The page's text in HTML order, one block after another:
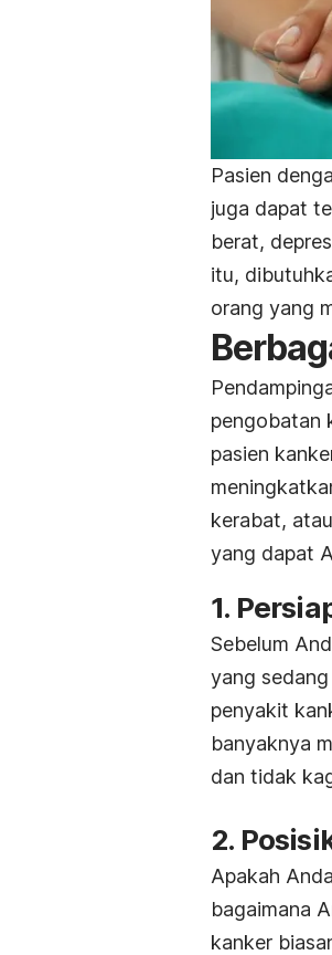
Pasien
juga dapat
berat,
itu,
orang yang
pengobatan
pasien
kerabat,
yang dapat
1.
Sebelum
yang
penyakit
banyaknya
dan tidak
2.
Apakah
bagaimana
kanker